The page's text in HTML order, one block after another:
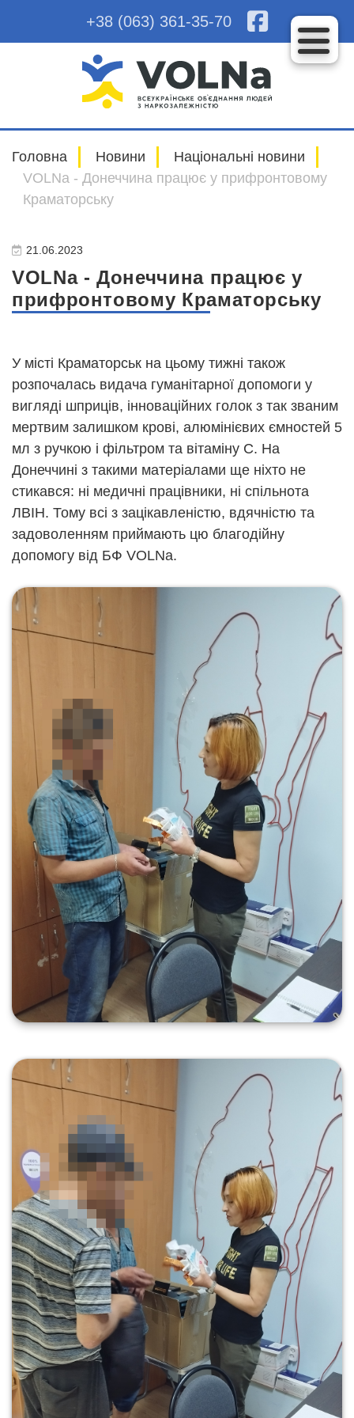
+38 (063) 361-35-70
Головна Новини
Національні новини
VOLNa - Донеччина працює у прифронтовому
Краматорську
21.06.2023
VOLNa - Донеччина працює у
прифронтовому Краматорську
У місті Краматорськ на цьому тижні також
розпочалась видача гуманітарної допомоги у
вигляді шприців, інноваційних голок з так званим
мертвим залишком крові, алюмінієвих ємностей 5
мл з ручкою і фільтром та вітаміну С. На
Донеччині з такими матеріалами ще ніхто не
стикався: ні медичні працівники, ні спільнота
ЛВІН. Тому всі з зацікавленістю, вдячністю та
задоволенням приймають цю благодійну
допомогу від БФ VOLNa.